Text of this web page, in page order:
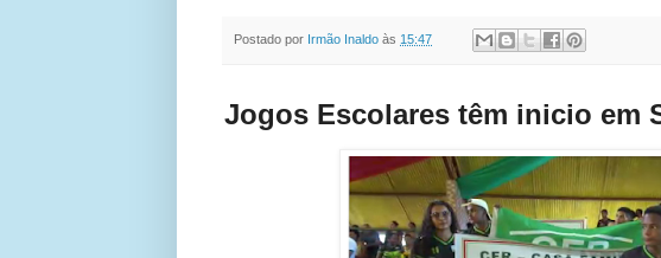
Postado por Irmão Inaldo às 15:47
Jogos Escolares têm inicio em